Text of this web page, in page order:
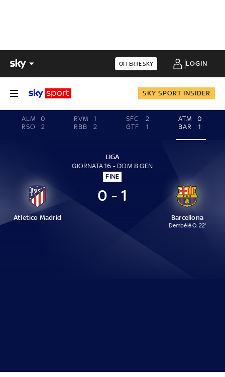
OFFERTE SKY LOGIN
SKY SPORT INSIDER
ALM
0
RSO
2
RVM
1
RBB
2
SFC
2
GTF
1
ATM
0
BAR
1
LIGA
GIORNATA 16 - DOM 8 GEN
FINE
Atletico Madrid
0 - 1
Barcellona
Dembélé O. 22'